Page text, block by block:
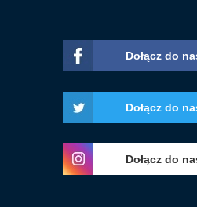
Dołącz do
Dołącz do
Dołącz do